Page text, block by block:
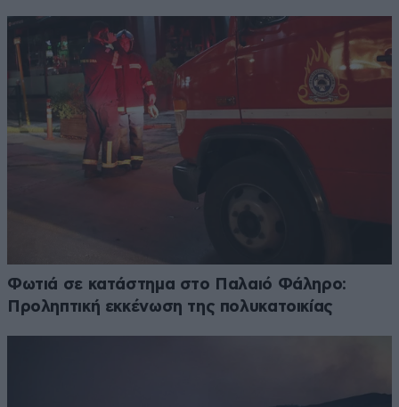
Φωτιά σε κατάστημα στο Παλαιό Φάληρο:
Προληπτική εκκένωση της πολυκατοικίας